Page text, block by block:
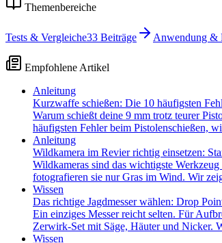
Themenbereiche
Tests & Vergleiche33 Beiträge Anwendung &
Empfohlene Artikel
Anleitung
Kurzwaffe schießen: Die 10 häufigsten
Warum schießt deine 9 mm trotz teurer
häufigsten Fehler beim Pistolenschießen,
Anleitung
Wildkamera im Revier richtig einsetzen:
Wildkameras sind das wichtigste
fotografieren sie nur Gras im Wind. Wir
Wissen
Das richtige Jagdmesser wählen: Drop
Ein einziges Messer reicht selten. Für
Zerwirk-Set mit Säge, Häuter und Nicker.
Wissen